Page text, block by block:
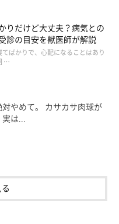
に思い、自分の感情を伝え
りだけど大丈夫？病気との
診の目安を獣医師が解説
ばかりで、心配になることはあり
…
対やめて。 カサカサ肉球が
実は...